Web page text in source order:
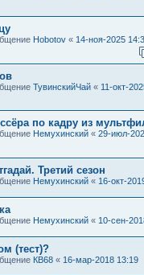
Hobotov « 14-ноя-2025
ТувинскийЧай « 11-окт-
по кадру из
Немухинский « 29-июл-
Третий сезон
Немухинский « 16-окт-
Немухинский « 10-сен-
(тест)?
КВ68 « 16-мар-2018 13:19